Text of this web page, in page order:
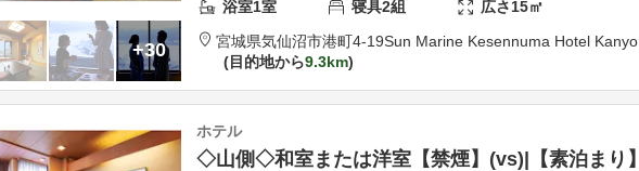
+30
浴室1室 寝具2組 広さ15㎡
宮城県気仙沼市港町4-19Sun Marine Kesennuma Hotel Kanyo
目的地から9.3km
ホテル
◇山側◇和室または洋室【禁煙】(vs)|【素泊まり】